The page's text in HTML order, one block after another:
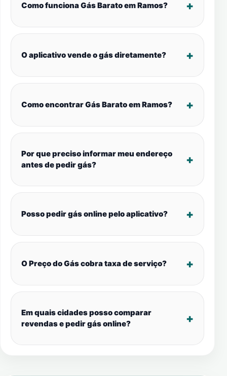
Como funciona Gás Barato em Ramos?
O aplicativo vende o gás diretamente?
Como encontrar Gás Barato em Ramos?
Por que preciso informar meu endereço
antes de pedir gás?
Posso pedir gás online pelo aplicativo?
O Preço do Gás cobra taxa de serviço?
Em quais cidades posso comparar
revendas e pedir gás online?